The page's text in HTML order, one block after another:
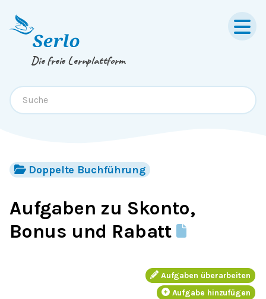
Springe zum
Die freie Lernplattform
Doppelte Buchführung
Aufgaben zu Skonto,
Bonus und Rabatt
Aufgaben überarbeiten
Aufgabe hinzufügen